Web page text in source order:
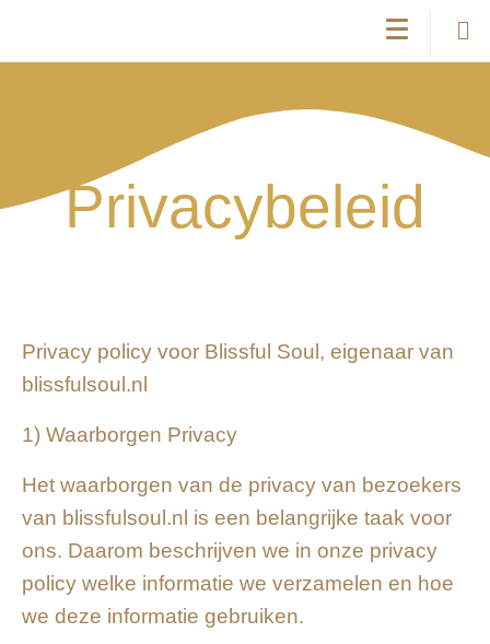
Privacybeleid
Privacy policy voor Blissful Soul, eigenaar van
blissfulsoul.nl
1) Waarborgen Privacy
Het waarborgen van de privacy van bezoekers
van blissfulsoul.nl is een belangrijke taak voor
ons. Daarom beschrijven we in onze privacy
policy welke informatie we verzamelen en hoe
we deze informatie gebruiken.